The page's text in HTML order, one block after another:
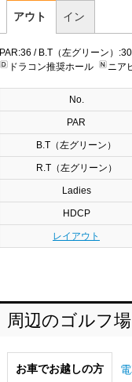
アウト イン
PAR:36 / B.T（左グリーン）
ドラコン推奨ホール
ニア
No.
PAR
B.T（左グリーン）
R.T（左グリーン）
Ladies
HDCP
レイアウト
周辺のゴルフ場
お車でお越しの方